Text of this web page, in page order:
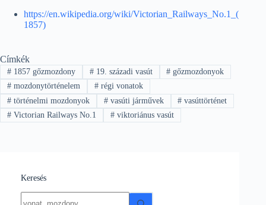
https://en.wikipedia.org/wiki/Victorian_Railways_No.1_(
1857)
Címkék
#1857 gőzmozdony #19. századi vasút # gőzmozdonyok
#mozdonytörténelem #régi vonatok
#történelmi mozdonyok #vasúti járművek # vasúttörténet
#Victorian Railways No.1 #viktoriánus vasút
Keresés